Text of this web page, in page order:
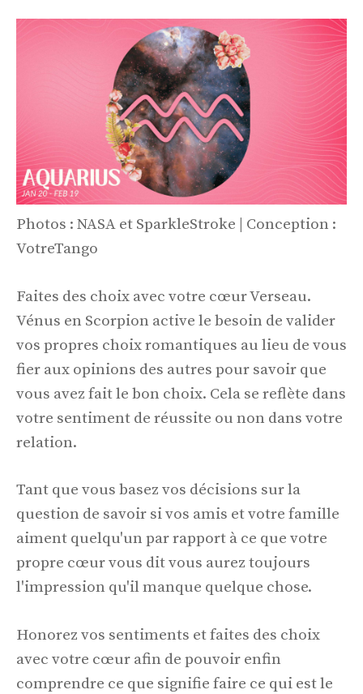
Photos : NASA et SparkleStroke | Conception :
VotreTango
Faites des choix avec votre cœur Verseau.
Vénus en Scorpion active le besoin de valider
vos propres choix romantiques au lieu de vous
fier aux opinions des autres pour savoir que
vous avez fait le bon choix. Cela se reflète dans
votre sentiment de réussite ou non dans votre
relation.
Tant que vous basez vos décisions sur la
question de savoir si vos amis et votre famille
aiment quelqu'un par rapport à ce que votre
propre cœur vous dit vous aurez toujours
l'impression qu'il manque quelque chose.
Honorez vos sentiments et faites des choix
avec votre cœur afin de pouvoir enfin
comprendre ce que signifie faire ce qui est le